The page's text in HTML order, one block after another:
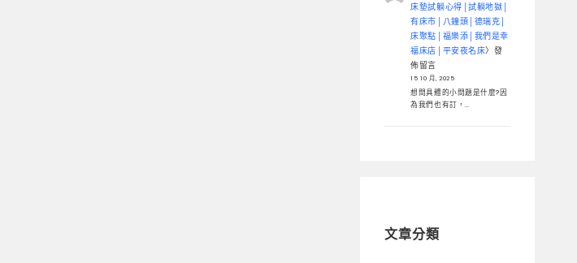
床墊試躺心得│試躺地獄│
有床市│八鐘頭│德瑞克│
床聚點│福樂添│我們是幸
福床店│平安夜名床〉發
佈留言
15 10 月, 2025
想問具體的小問題是什麼?因
為我們也有訂，…
文章分類